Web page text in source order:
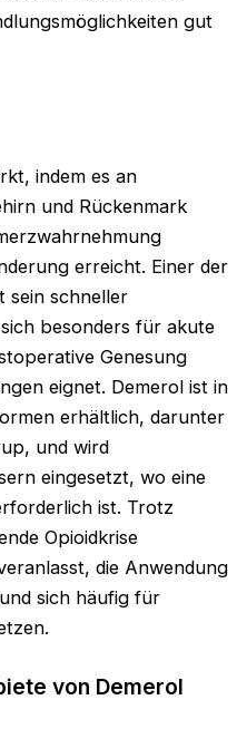
gut
indem es an
und Rückenmark
erreicht. Einer der
sein schneller
besonders für akute
Genesung
eignet. Demerol ist in
erhältlich, darunter
und wird
eingesetzt, wo eine
ist. Trotz
Opioidkrise
die Anwendung
sich häufig für
von Demerol